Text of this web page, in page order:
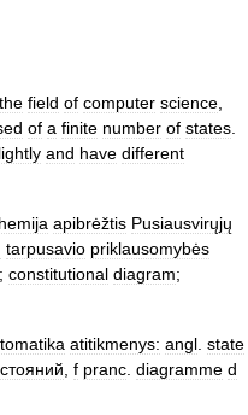
the field of computer science
of a finite number of states
and have different
apibrėžtis Pusiausvirųjų
tarpusavio priklausomybės
; constitutional diagram;
atitikmenys: angl state
f pranc diagramme d